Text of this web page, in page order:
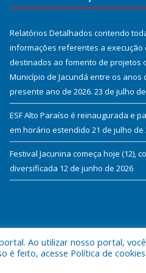
Relatórios Detalhados contendo
informações referentes a execução
destinados ao fomento de projetos
Município de Jacundá entre os anos
presente ano de 2026. 23 de julho
ESF Alto Paraíso é reinaugurada e
em horário estendido 21 de julho de
Festival Jacunina começa hoje (12),
diversificada 12 de junho de 2026
Ao utilizar nosso portal,
é feito, acesse Política de